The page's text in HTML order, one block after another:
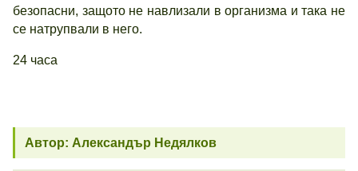
безопасни, защото не навлизали в организма и така не
се натрупвали в него.
24 часа
Автор: Александър Недялков